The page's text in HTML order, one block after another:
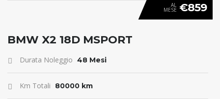
ANTICIPO 0
AL
MESE €859
BMW X2 18D MSPORT
Durata Noleggio 48 Mesi
Km Totali 80000 km